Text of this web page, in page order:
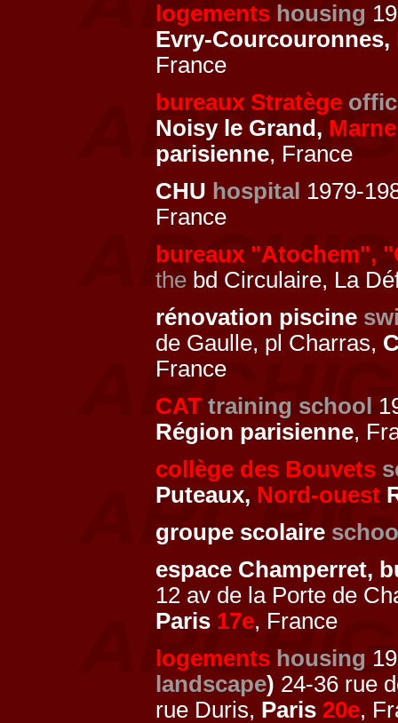
logements housing
Evry-Courcouronnes,
France
bureaux Stratège
Noisy le Grand,
parisienne, France
CHU hospital 1979-
France
bureaux "Atochem",
the bd Circulaire, La
rénovation piscine
de Gaulle, pl Charras,
France
CAT training school
Région parisienne,
collège des Bouvets
Puteaux, Nord-ouest
groupe scolaire
espace Champerret,
12 av de la Porte de
Paris 17e, France
logements housing
landscape) 24-36 rue
rue Duris, Paris 20e,